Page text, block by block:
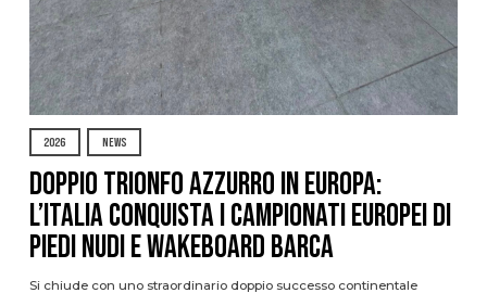
2026 NEWS
DOPPIO TRIONFO AZZURRO IN EUROPA:
L’ITALIA CONQUISTA I CAMPIONATI EUROPEI DI
PIEDI NUDI E WAKEBOARD BARCA
Si chiude con uno straordinario doppio successo continentale